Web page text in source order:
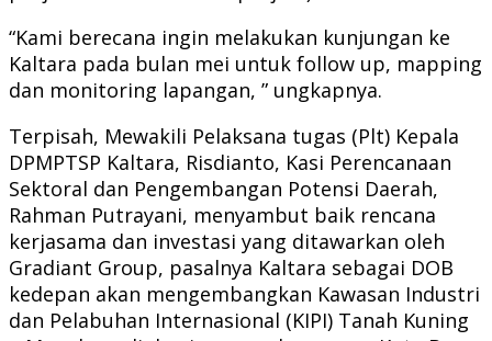
“Kami berecana ingin melakukan kunjungan ke
Kaltara pada bulan mei untuk follow up, mapping
dan monitoring lapangan, ” ungkapnya.
Terpisah, Mewakili Pelaksana tugas (Plt) Kepala
DPMPTSP Kaltara, Risdianto, Kasi Perencanaan
Sektoral dan Pengembangan Potensi Daerah,
Rahman Putrayani, menyambut baik rencana
kerjasama dan investasi yang ditawarkan oleh
Gradiant Group, pasalnya Kaltara sebagai DOB
kedepan akan mengembangkan Kawasan Industri
dan Pelabuhan Internasional (KIPI) Tanah Kuning